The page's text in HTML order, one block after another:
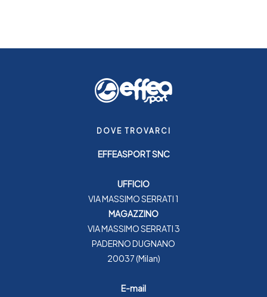
DOVE TROVARCI
EFFEASPORT SNC
UFFICIO
VIA MASSIMO SERRATI 1
MAGAZZINO
VIA MASSIMO SERRATI 3
PADERNO DUGNANO
20037 (Milan)
E-mail